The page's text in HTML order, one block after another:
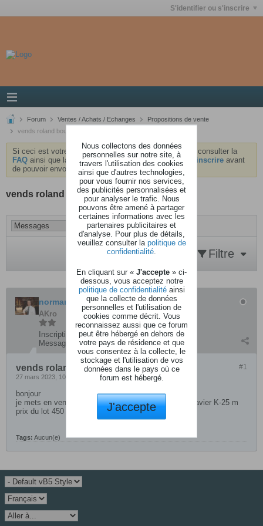
S'identifier ou s'inscrire
Forum Ventes / Achats / Echanges
Propositions de vente
vends roland boutique
Si ceci est votre première visite, nous vous invitons à consulter la
FAQ ainsi que la chartedu forum . Vous devrez vous inscrire avant
de pouvoir envoyer des messages.
vends roland boutique
Filtre
normand
AKro
Inscription:
mars 2016
Messages:
289
#1
vends roland boutique
27 mars 2023, 10h16
bonjour
je mets en vente mon roland boutique D.05 plus le clavier K-25 m
prix du lot 450 euros
Tags: Aucun(e)
Nous collectons des données
personnelles sur notre site, à
travers l'utilisation des cookies
ainsi que d'autres technologies,
pour vous fournir nos services,
des publicités personnalisées et
pour analyser le trafic. Nous
pouvons être amené à partager
certaines informations avec les
partenaires publicitaires et
d'analyse. Pour plus de détails,
veuillez consulter la politique de
confidentialité
En cliquant sur « J'accepte » ci-
dessous, vous acceptez notre
politique de confidentialitéainsi
que la collecte de données
personnelles et l'utilisation de
cookies comme décrit. Vous
reconnaissez aussi que ce forum
peut être hébergé en dehors de
votre pays de résidence et que
vous consentez à la collecte, le
stockage et l'utilisation de vos
données dans le pays où ce
forum est hébergé.
J'accepte